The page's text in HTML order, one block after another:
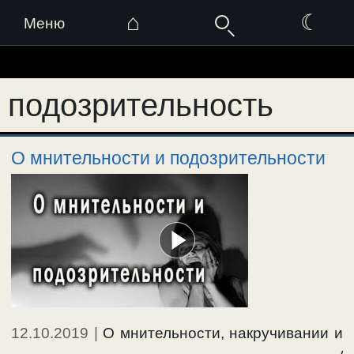
Меню ⌂ ☾
к
содержимому
подозрительность
О мнительности и подозрительности
12.10.2019
О мнительности, накручивании и